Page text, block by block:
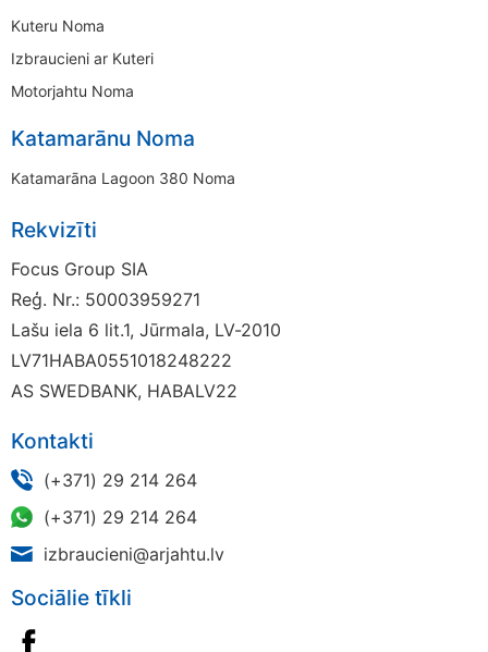
Kuteru Noma
Izbraucieni ar Kuteri
Motorjahtu Noma
Katamarānu Noma
Katamarāna Lagoon 380 Noma
Rekvizīti
Focus Group SIA
Reģ. Nr.: 50003959271
Lašu iela 6 lit.1, Jūrmala, LV-2010
LV71HABA0551018248222
AS SWEDBANK, HABALV22
Kontakti
(+371) 29 214 264
(+371) 29 214 264
izbraucieni@arjahtu.lv
Sociālie tīkli